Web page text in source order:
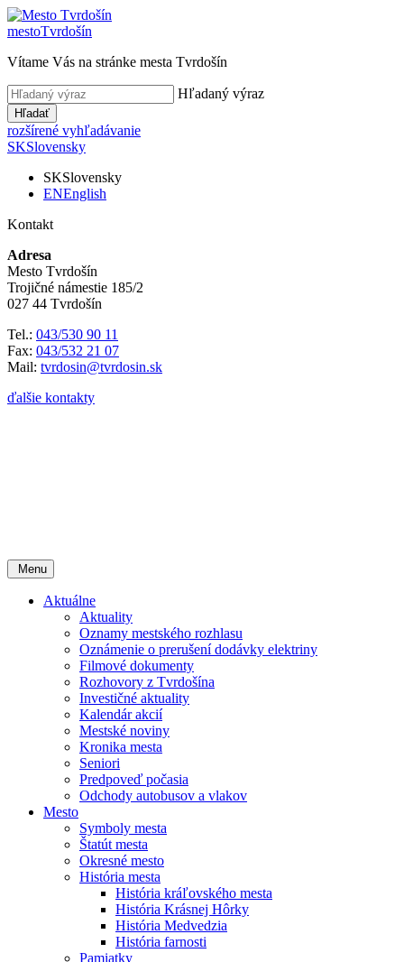
mestoTvrdošín
Vítame Vás na stránke mesta Tvrdošín
Hľadaný výraz
Hľadať
rozšírené vyhľadávanie
SKSlovensky
SKSlovensky
ENEnglish
Kontakt
Adresa
Mesto Tvrdošín
Trojičné námestie 185/2
027 44 Tvrdošín
Tel.: 043/530 90 11
Fax: 043/532 21 07
Mail: tvrdosin@tvrdosin.sk
ďalšie kontakty
Menu
Aktuálne
Aktuality
Oznamy mestského rozhlasu
Oznámenie o prerušení dodávky elektriny
Filmové dokumenty
Rozhovory z Tvrdošína
Investičné aktuality
Kalendár akcií
Mestské noviny
Kronika mesta
Seniori
Predpoveď počasia
Odchody autobusov a vlakov
Mesto
Symboly mesta
Štatút mesta
Okresné mesto
História mesta
História kráľovského mesta
História Krásnej Hôrky
História Medvedzia
História farnosti
Pamiatky